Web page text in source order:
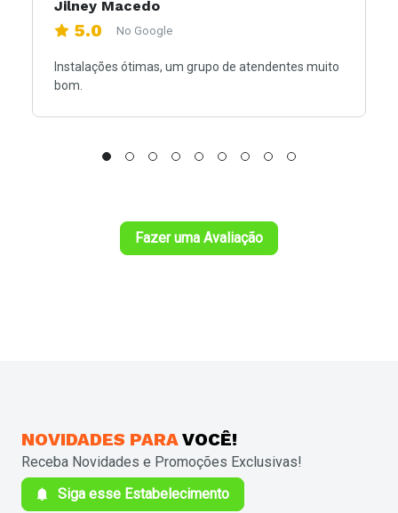
Jilney Macedo
5.0 No Google
Instalações ótimas, um grupo de atendentes muito
bom.
Fazer uma Avaliação
NOVIDADES PARAVOCÊ!
Receba Novidades e Promoções Exclusivas!
Siga esse Estabelecimento